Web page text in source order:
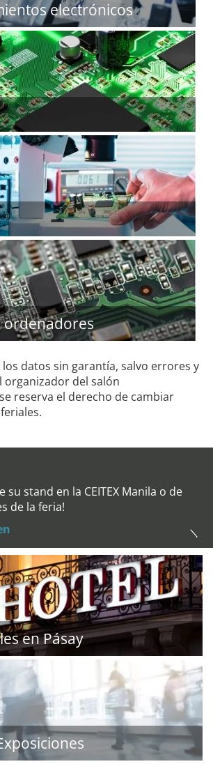
electrónicos
ordenadores
los datos sin garantía, salvo errores y
organizador del salón
reserva el derecho de cambiar
su stand en la CEITEX Manila o de
de la feria!
en Pásay